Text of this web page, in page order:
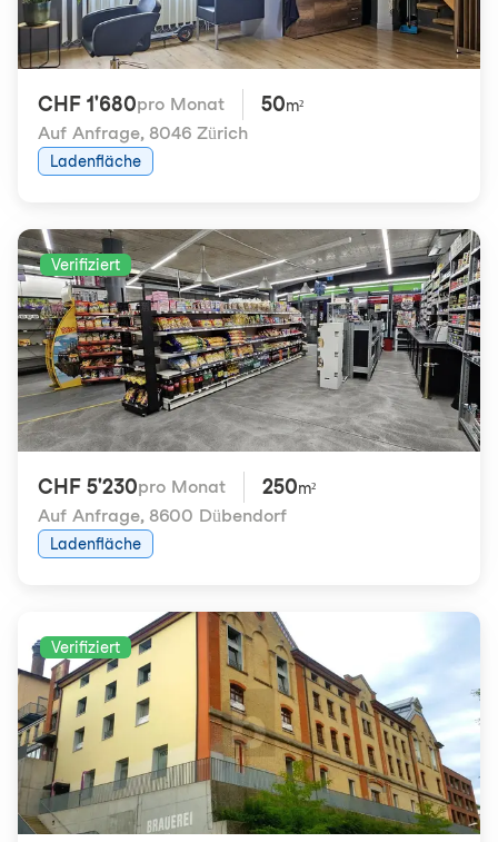
CHF 1'680pro Monat 50m²
Auf Anfrage, 8046 Zürich
Ladenfläche
Verifiziert
CHF 5'230pro Monat 250m²
Auf Anfrage, 8600 Dübendorf
Ladenfläche
Verifiziert